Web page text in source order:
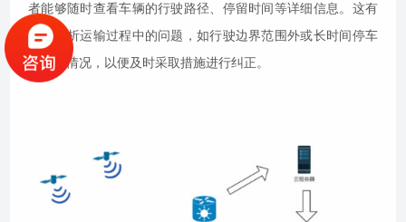
者能够随时查看车辆的行驶路径、停留时间等详细信息。这有
助于分析运输过程中的问题，如行驶边界范围外或长时间停车
等异常情况，以便及时采取措施进行纠正。